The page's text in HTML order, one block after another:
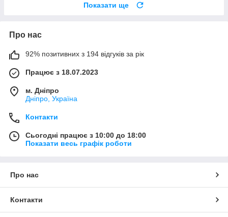
Показати ще
Про нас
92% позитивних з 194 відгуків за рік
Працює з 18.07.2023
м. Дніпро
Дніпро, Україна
Контакти
Сьогодні працює з 10:00 до 18:00
Показати весь графік роботи
Про нас
Контакти